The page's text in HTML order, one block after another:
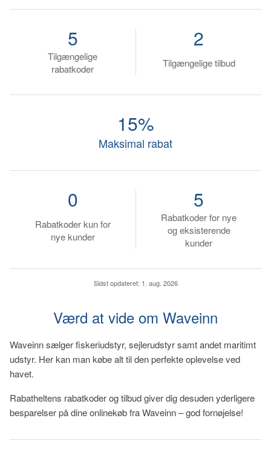
Tilgængelige
rabatkoder
5
Tilgængelige tilbud
2
Maksimal rabat
15%
Rabatkoder kun for
nye kunder
0
Rabatkoder for nye
og eksisterende
kunder
5
Sidst opdateret: 1. aug. 2026
Værd at vide om Waveinn
Waveinn sælger fiskeriudstyr, sejlerudstyr samt andet maritimt
udstyr. Her kan man købe alt til den perfekte oplevelse ved
havet.
Rabatheltens rabatkoder og tilbud giver dig desuden yderligere
besparelser på dine onlinekøb fra Waveinn – god fornøjelse!